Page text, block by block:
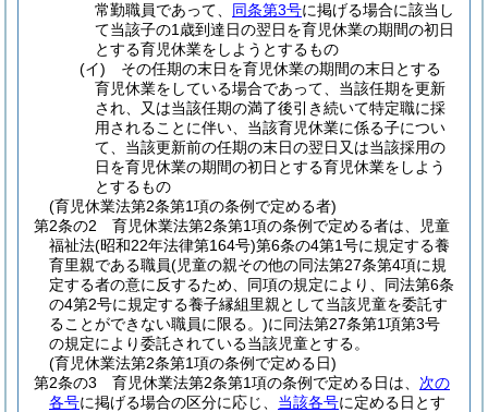
常勤職員であって、 同条第3号に掲げる場合に該当し
て当該子の1歳到達日の翌日を育児休業の期間の初日
とする育児休業をしようとするもの
(イ)
その任期の末日を育児休業の期間の末日とする
育児休業をしている場合であって、当該任期を更新
され、又は当該任期の満了後引き続いて特定職に採
用されることに伴い、当該育児休業に係る子につい
て、当該更新前の任期の末日の翌日又は当該採用の
日を育児休業の期間の初日とする育児休業をしよう
とするもの
(育児休業法第2条第1項の条例で定める者)
第2条の2
育児休業法第2条第1項の条例で定める者は、児童
福祉法(昭和22年法律第164号)第6条の4第1号に規定する養
育里親である職員(児童の親その他の同法第27条第4項に規
定する者の意に反するため、同項の規定により、同法第6条
の4第2号に規定する養子縁組里親として当該児童を委託す
ることができない職員に限る。)に同法第27条第1項第3号
の規定により委託されている当該児童とする。
(育児休業法第2条第1項の条例で定める日)
第2条の3
育児休業法第2条第1項の条例で定める日は、 次の
各号に掲げる場合の区分に応じ、 当該各号に定める日とす